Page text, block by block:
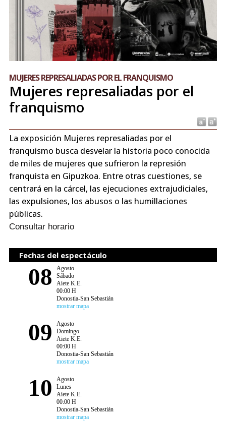
MUJERES REPRESALIADAS POR EL FRANQUISMO
Mujeres represaliadas por el
franquismo
La exposición Mujeres represaliadas por el
franquismo busca desvelar la historia poco conocida
de miles de mujeres que sufrieron la represión
franquista en Gipuzkoa. Entre otras cuestiones, se
centrará en la cárcel, las ejecuciones extrajudiciales,
las expulsiones, los abusos o las humillaciones
públicas.
Consultar horario
Fechas del espectáculo
08
Agosto
Sábado
Aiete K.E.
00:00 H
Donostia-San Sebastián
mostrar mapa
09
Agosto
Domingo
Aiete K.E.
00:00 H
Donostia-San Sebastián
mostrar mapa
10
Agosto
Lunes
Aiete K.E.
00:00 H
Donostia-San Sebastián
mostrar mapa